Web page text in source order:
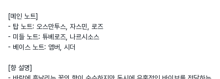
[메인 노트]
- 탑 노트: 오스만투스, 자스민, 로즈
- 미들 노트: 튜베로즈, 나르시소스
- 베이스 노트: 앰버, 시더
[향 설명]